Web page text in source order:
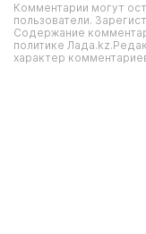
Комментарии могут
пользователи.
Содержание
политике
характер